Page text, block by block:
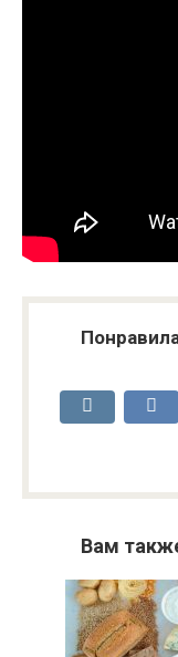
Вам